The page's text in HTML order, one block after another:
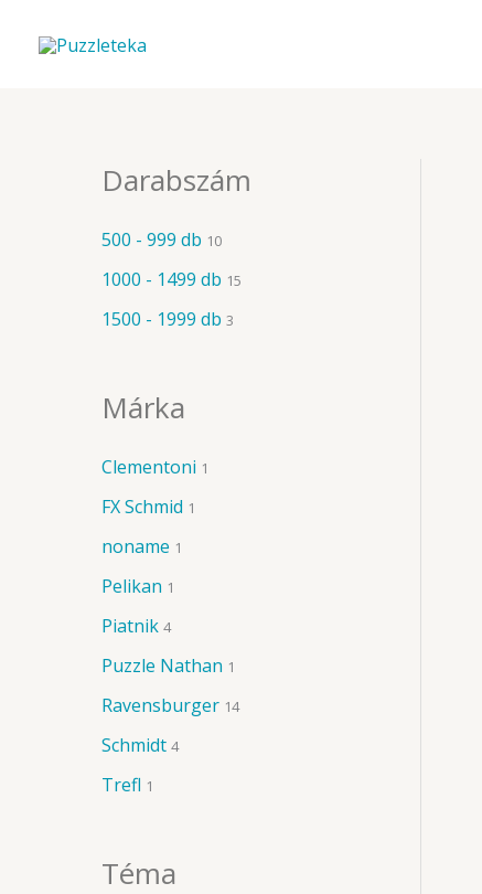
Darabszám
500 - 999 db 10
1000 - 1499 db 15
1500 - 1999 db 3
Márka
Clementoni 1
FX Schmid 1
noname 1
Pelikan 1
Piatnik 4
Puzzle Nathan 1
Ravensburger 14
Schmidt 4
Trefl 1
Téma